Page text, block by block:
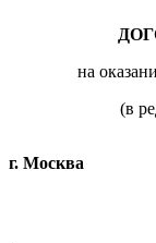
на
(в
г. Москва